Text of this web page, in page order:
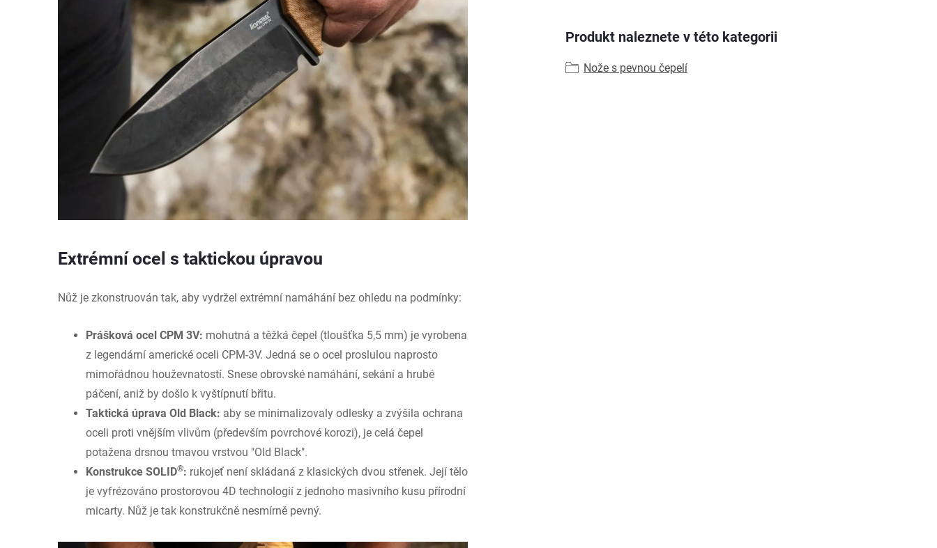
Extrémní ocel s taktickou úpravou
Nůž je zkonstruován tak, aby vydržel extrémní namáhání bez ohledu na podmínky:
Prášková ocel CPM 3V: mohutná a těžká čepel (tloušťka 5,5 mm) je vyrobena
z legendární americké oceli CPM-3V. Jedná se o ocel proslulou naprosto
mimořádnou houževnatostí. Snese obrovské namáhání, sekání a hrubé
páčení, aniž by došlo k vyštípnutí břitu.
Taktická úprava Old Black: aby se minimalizovaly odlesky a zvýšila ochrana
oceli proti vnějším vlivům (především povrchové korozi), je celá čepel
potažena drsnou tmavou vrstvou "Old Black".
Konstrukce SOLID®: rukojeť není skládaná z klasických dvou střenek. Její tělo
je vyfrézováno prostorovou 4D technologií z jednoho masivního kusu přírodní
micarty. Nůž je tak konstrukčně nesmírně pevný.
Produkt naleznete v této kategorii
Nože s pevnou čepelí